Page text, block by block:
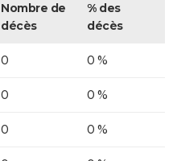
Nombre de
décès
% des
décès
0 0 %
0 0 %
0 0 %